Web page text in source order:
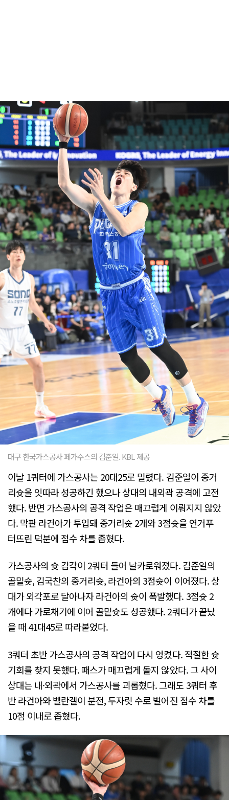
대구 한국가스공사 페가수스의 김준일. KBL 제공
이날 1쿼터에 가스공사는 20대25로 밀렸다. 김준일이 중거
리슛을 잇따라 성공하긴 했으나 상대의 내외곽 공격에 고전
했다. 반면 가스공사의 공격 작업은 매끄럽게 이뤄지지 않았
다. 막판 라건아가 투입돼 중거리슛 2개와 3점슛을 연거푸
터뜨린 덕분에 점수 차를 좁혔다.
가스공사의 슛 감각이 2쿼터 들어 날카로워졌다. 김준일의
골밑슛, 김국찬의 중거리슛, 라건아의 3점슛이 이어졌다. 상
대가 외각포로 달아나자 라건아의 슛이 폭발했다. 3점슛 2
개에다 가로채기에 이어 골밑슛도 성공했다. 2쿼터가 끝났
을 때 41대45로 따라붙었다.
3쿼터 초반 가스공사의 공격 작업이 다시 엉켰다. 적절한 슛
기회를 찾지 못했다. 패스가 매끄럽게 돌지 않았다. 그 사이
상대는 내·외곽에서 가스공사를 괴롭혔다. 그래도 3쿼터 후
반 라건아와 벨란겔이 분전, 두자릿 수로 벌어진 점수 차를
10점 이내로 좁혔다.